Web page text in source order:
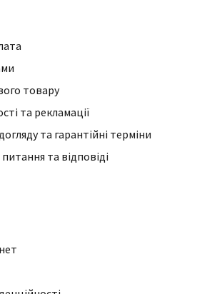
товару
та рекламації
та гарантійні терміни
та відповіді